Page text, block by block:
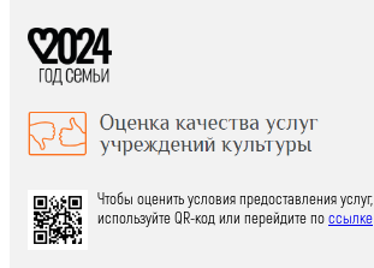
Чтобы оценить условия предоставления услуг,
используйте QR-код или перейдите поссылке